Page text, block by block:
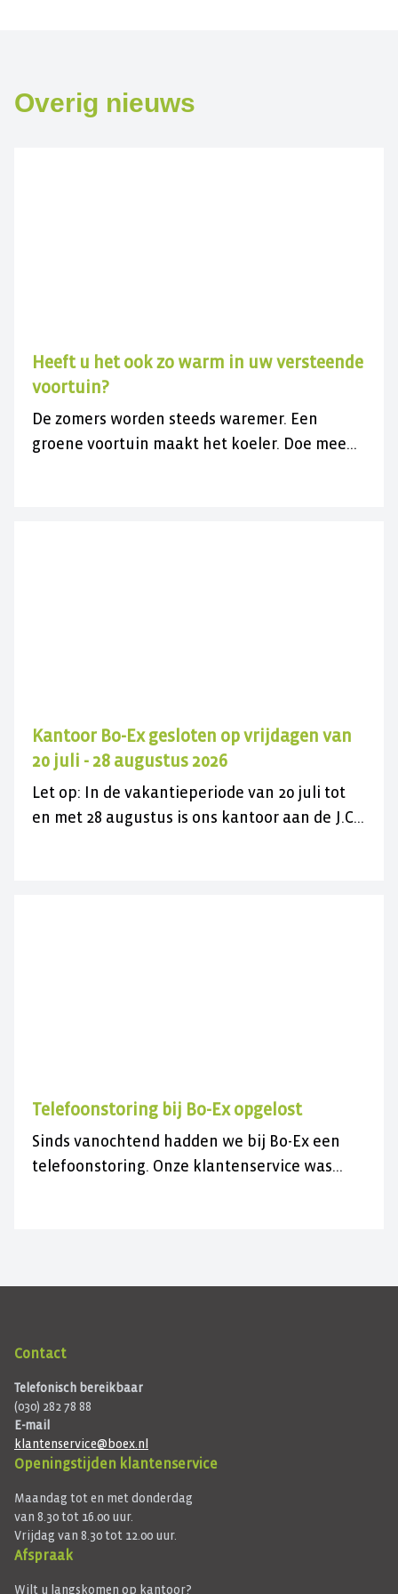
Overig nieuws
Heeft u het ook zo warm in uw versteende
voortuin?
De zomers worden steeds waremer. Een
groene voortuin maakt het koeler. Doe mee
Kantoor Bo-Ex gesloten op vrijdagen van
20 juli - 28 augustus 2026
Let op: In de vakantieperiode van 20 juli tot
en met 28 augustus is ons kantoor aan de J.C.
Telefoonstoring bij Bo-Ex opgelost
Sinds vanochtend hadden we bij Bo-Ex een
telefoonstoring. Onze klantenservice was
Contact
Telefonisch bereikbaar
(030) 282 78 88
E-mail
klantenservice@boex.nl
Openingstijden klantenservice
Maandag tot en met donderdag
van 8.30 tot 16.00 uur.
Vrijdag van 8.30 tot 12.00 uur.
Afspraak
Wilt u langskomen op kantoor?